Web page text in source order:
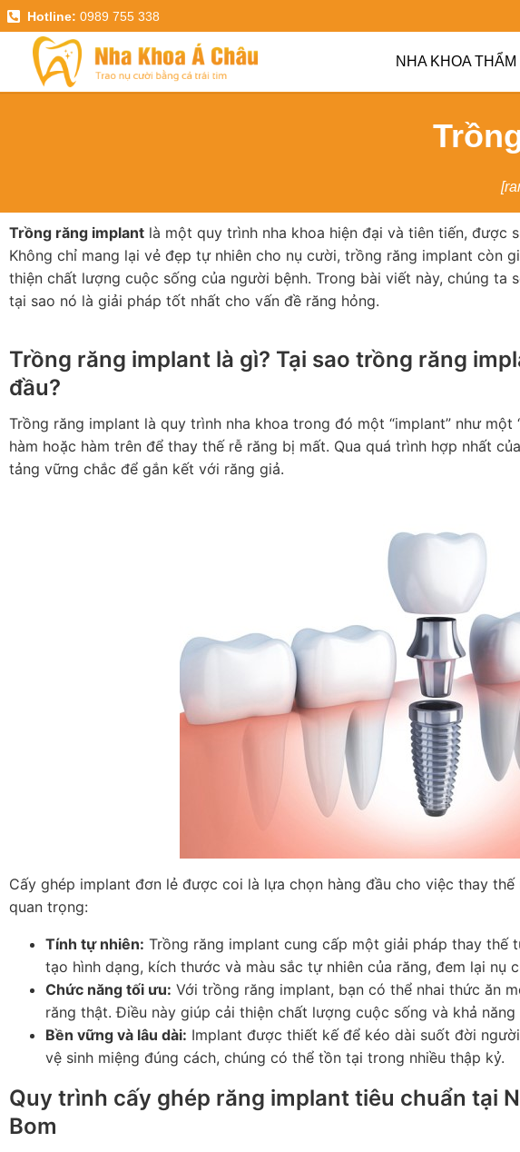
Hotline: 0989 755 338
NHA KHOA THẨM
Trồng răng implant là một quy trình nha khoa hiện đại và tiên tiến, được
Không chỉ mang lại vẻ đẹp tự nhiên cho nụ cười, trồng răng implant còn
thiện chất lượng cuộc sống của người bệnh. Trong bài viết này, chúng ta
tại sao nó là giải pháp tốt nhất cho vấn đề răng hỏng.
Trồng răng implant là gì? Tại sao trồng răng
đầu?
Trồng răng implant là quy trình nha khoa trong đó một “implant” như
hàm hoặc hàm trên để thay thế rễ răng bị mất. Qua quá trình hợp nhất
tảng vững chắc để gắn kết với răng giả.
Cấy ghép implant đơn lẻ được coi là lựa chọn hàng đầu cho việc thay
quan trọng:
Tính tự nhiên: Trồng răng implant cung cấp một giải pháp thay thế
tạo hình dạng, kích thước và màu sắc tự nhiên của răng, đem lại nụ
Chức năng tối ưu: Với trồng răng implant, bạn có thể nhai thức ăn
răng thật. Điều này giúp cải thiện chất lượng cuộc sống và khả năng
Bền vững và lâu dài: Implant được thiết kế để kéo dài suốt đời
vệ sinh miệng đúng cách, chúng có thể tồn tại trong nhiều thập kỷ.
Quy trình cấy ghép răng implant tiêu chuẩn tại
Bom